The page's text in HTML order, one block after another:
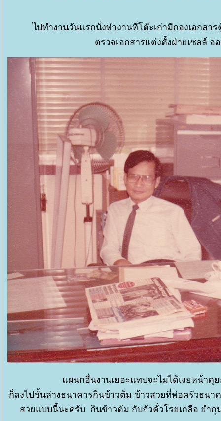
ไปทำงานวันแรกนั่งทำงานที่โต๊ะเก่ามีกองเอกส
ตรวจเอกสารแต่งตั้งฝ่ายเซลล์ อ
ผนกอื่นงานเยอะแทบจะไม่ได้เงยหน้าคุย
ก็ลงไปชั้นล่างธนาคารกินข้าวต้ม ข้าวสวยที่พ่อครัวธนา
สวยแบบนี้นะครับ กินข้าวต้ม กับถั่วคั่วโรยเกลือ ยำกุ